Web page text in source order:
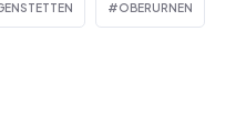
OBERURNEN